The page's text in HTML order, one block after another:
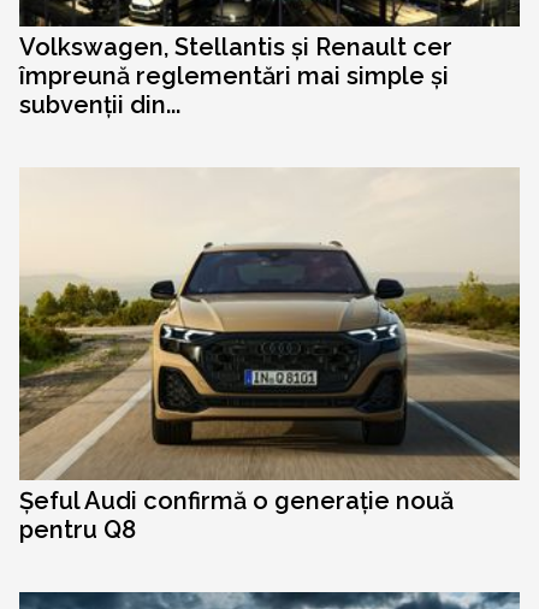
Volkswagen, Stellantis și Renault cer
împreună reglementări mai simple și
subvenții din...
Șeful Audi confirmă o generație nouă
pentru Q8